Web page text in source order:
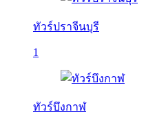
ทัวร์ปราจีนบุรี
1
ทัวร์บึงกาฬ